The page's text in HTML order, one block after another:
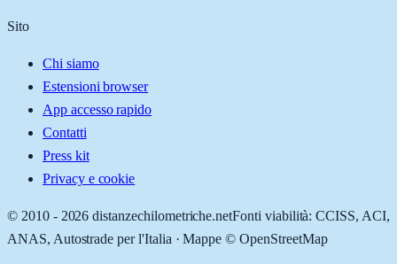
Sito
Chi siamo
Estensioni browser
App accesso rapido
Contatti
Press kit
Privacy e cookie
© 2010 - 2026 distanzechilometriche.netFonti viabilità: CCISS, ACI,
ANAS, Autostrade per l'Italia · Mappe © OpenStreetMap